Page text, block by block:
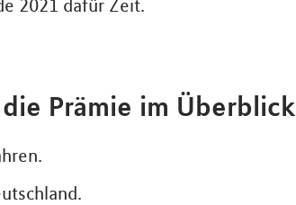
2021 dafür Zeit.
Prämie im Überblick